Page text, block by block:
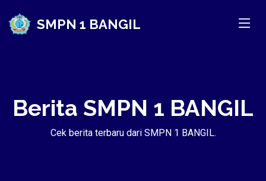
SMPN 1 BANGIL
Berita SMPN 1 BANGIL
Cek berita terbaru dari SMPN 1 BANGIL.